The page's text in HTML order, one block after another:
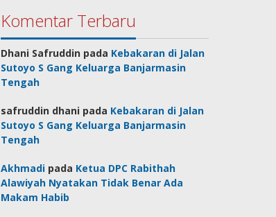
Komentar Terbaru
Dhani Safruddin pada Kebakaran di Jalan
Sutoyo S Gang Keluarga Banjarmasin
Tengah
safruddin dhani pada Kebakaran di Jalan
Sutoyo S Gang Keluarga Banjarmasin
Tengah
Akhmadi pada Ketua DPC Rabithah
Alawiyah Nyatakan Tidak Benar Ada
Makam Habib